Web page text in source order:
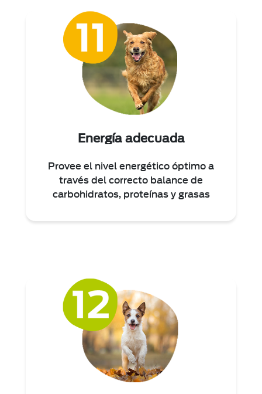
Energía adecuada
Provee el nivel energético óptimo a
través del correcto balance de
carbohidratos, proteínas y grasas